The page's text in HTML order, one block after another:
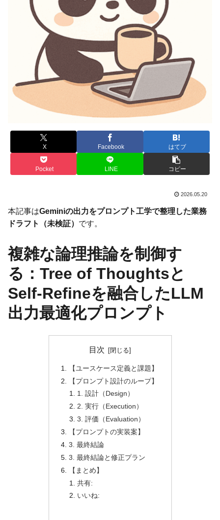
X Facebook はてブ
Pocket LINE コピー
2026.05.20
本記事はGeminiの出力をプロンプト工学で整理した業務
ドラフト（未検証） です。
複雑な論理推論を制御す
る：Tree of Thoughtsと
Self-Refineを融合したLLM
出力最適化プロンプト
目次
【ユースケース定義と課題】
【プロンプト設計のループ】
1. 設計（Design）
2. 実行（Execution）
3. 評価（Evaluation）
【プロンプトの実装案】
3. 最終結論
3. 最終結論と修正プラン
【まとめ】
共有:
いいね: